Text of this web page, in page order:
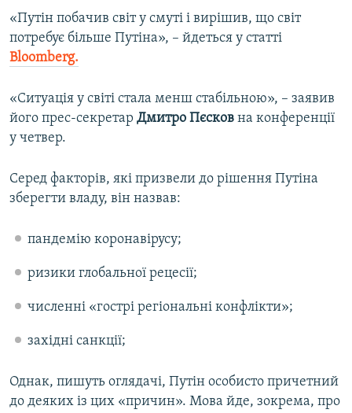
«Путін побачив світ у смуті і вирішив, що світ
потребує більше Путіна», – йдеться у статті
Bloomberg.
«Ситуація у світі стала менш стабільною», – заявив
його прес-секретар Дмитро Пєсков на конференції
у четвер.
Серед факторів, які призвели до рішення Путіна
зберегти владу, він назвав:
пандемію коронавірусу;
ризики глобальної рецесії;
численні «гострі регіональні конфлікти»;
західні санкції;
Однак, пишуть оглядачі, Путін особисто причетний
до деяких із цих «причин». Мова йде, зокрема, про